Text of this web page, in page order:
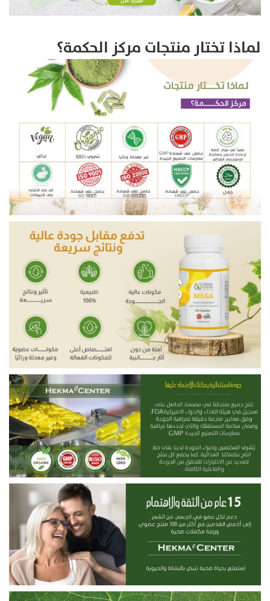
لماذا تختار منتجات مركز الحكمة؟